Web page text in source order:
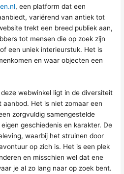
, een platform dat een
variërend van antiek tot
trekt een breed publiek aan,
tot mensen die op zoek zijn
een uniek interieurstuk. Het is
en waar objecten een
webwinkel ligt in de diversiteit
Het is niet zomaar een
zorgvuldig samengestelde
geschiedenis en karakter. De
waarbij het struinen door
op zich is. Het is een plek
en misschien wel dat ene
je al zo lang naar op zoek bent.